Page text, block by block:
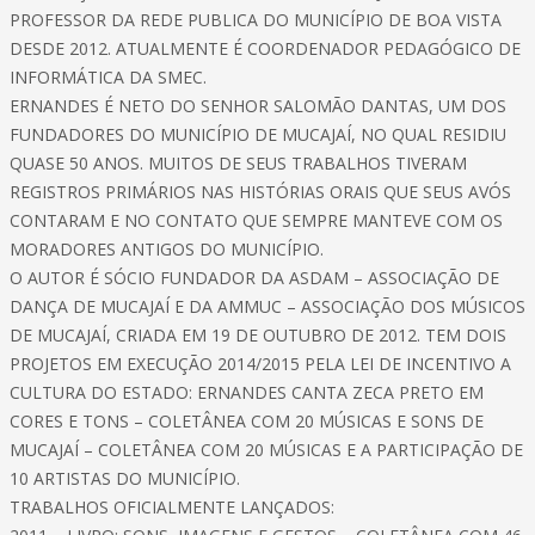
PROFESSOR DA REDE PUBLICA DO MUNICÍPIO DE BOA VISTA
DESDE 2012. ATUALMENTE É COORDENADOR PEDAGÓGICO DE
INFORMÁTICA DA SMEC.
ERNANDES É NETO DO SENHOR SALOMÃO DANTAS, UM DOS
FUNDADORES DO MUNICÍPIO DE MUCAJAÍ, NO QUAL RESIDIU
QUASE 50 ANOS. MUITOS DE SEUS TRABALHOS TIVERAM
REGISTROS PRIMÁRIOS NAS HISTÓRIAS ORAIS QUE SEUS AVÓS
CONTARAM E NO CONTATO QUE SEMPRE MANTEVE COM OS
MORADORES ANTIGOS DO MUNICÍPIO.
O AUTOR É SÓCIO FUNDADOR DA ASDAM – ASSOCIAÇÃO DE
DANÇA DE MUCAJAÍ E DA AMMUC – ASSOCIAÇÃO DOS MÚSICOS
DE MUCAJAÍ, CRIADA EM 19 DE OUTUBRO DE 2012. TEM DOIS
PROJETOS EM EXECUÇÃO 2014/2015 PELA LEI DE INCENTIVO A
CULTURA DO ESTADO: ERNANDES CANTA ZECA PRETO EM
CORES E TONS – COLETÂNEA COM 20 MÚSICAS E SONS DE
MUCAJAÍ – COLETÂNEA COM 20 MÚSICAS E A PARTICIPAÇÃO DE
10 ARTISTAS DO MUNICÍPIO.
TRABALHOS OFICIALMENTE LANÇADOS: